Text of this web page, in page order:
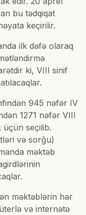
bu tədqiqat
keçirilir.
ilk dəfə olaraq
ki, VIII sinif
945 nəfər IV
1271 nəfər VIII
üçün seçilib.
və sorğu)
məktəb
məktəblərin hər
və internətə